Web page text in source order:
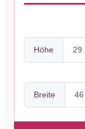
Höhe
Breite